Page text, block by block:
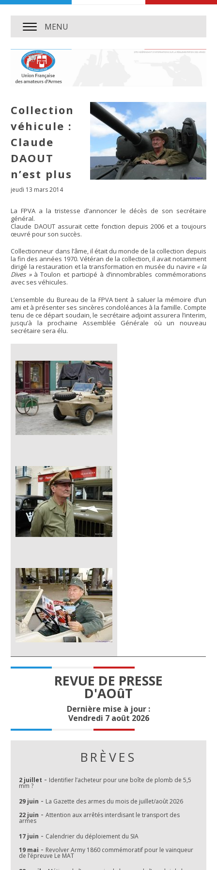
MENU
Collection
véhicule :
Claude
DAOUT
n’est plus
jeudi 13 mars 2014
La FPVA a la tristesse d’annoncer le décès de son secrétaire
général.
Claude DAOUT assurait cette fonction depuis 2006 et a toujours
œuvré pour son succès.
Collectionneur dans l’âme, il était du monde de la collection depuis
la fin des années 1970. Vétéran de la collection, il avait notamment
dirigé la restauration et la transformation en musée du navire « la
Dives »à Toulon et participé à d’innombrables commémorations
avec ses véhicules.
L’ensemble du Bureau de la FPVA tient à saluer la mémoire d’un
ami et à présenter ses sincères condoléances à la famille. Compte
tenu de ce départ soudain, le secrétaire adjoint assurera l’interim,
jusqu’à la prochaine Assemblée Générale où un nouveau
secrétaire sera élu.
REVUE DE PRESSE
D'AOûT
Dernière mise à jour :
Vendredi 7 août 2026
BRÈVES
2 juillet - Identifier l’acheteur pour une boîte de plomb de 5,5
mm ?
29 juin - La Gazette des armes du mois de juillet/août 2026
22 juin -Attention aux arrêtés interdisant le transport des
armes
17 juin - Calendrier du déploiement du SIA
19 mai - Revolver Army 1860 commémoratif pour le vainqueur
de l’épreuve Le MAT